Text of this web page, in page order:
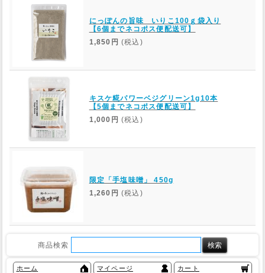
にっぽんの旨味 いりこ100ｇ袋入り
【6個までネコポス便配送可】
1,850円 (税込)
キスケ糀パワーベジグリーン1g10本
【5個までネコポス便配送可】
1,000円 (税込)
限定「手塩味噌」 450g
1,260円 (税込)
商品検索
ホーム マイページ カート